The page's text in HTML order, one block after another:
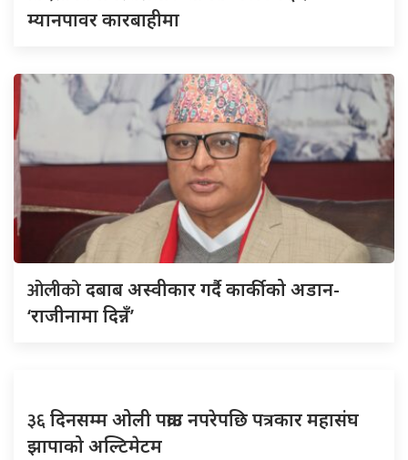
म्यानपावर कारबाहीमा
ओलीकोदबाब अस्वीकार गर्दै कार्कीको अडान-
‘राजीनामा दिन्नँ’
३६दिनसम्म ओली पक्राउ नपरेपछि पत्रकार महासंघ
झापाको अल्टिमेटम